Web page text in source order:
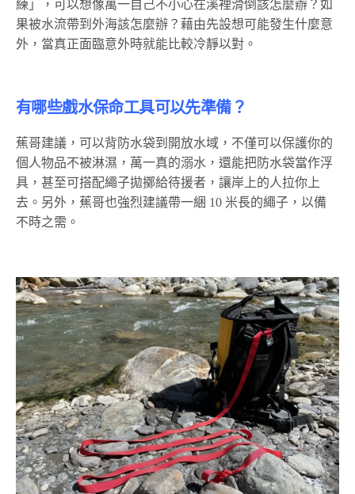
練」，可以想像萬一自己不小心在溪裡滑倒該怎麼辦？如
果被水流帶到外海該怎麼辦？藉由先設想可能發生什麼意
外，當真正面臨意外時就能比較冷靜以對。
有哪些戲水保命工具可以先準備？
蕉哥建議，可以背防水袋到開放水域，不僅可以保護你的
個人物品不被淋濕，萬一真的溺水，還能把防水袋當作浮
具，甚至可搭配繩子拋擲給待援者，讓岸上的人拉你上
去。另外，蕉哥也強烈建議帶一綑 10 米長的繩子，以備
不時之需。